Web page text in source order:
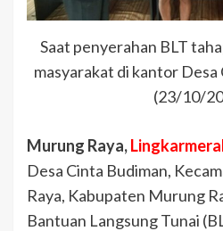
Saat penyerahan BLT
masyarakat di kantor Desa
(23/10/
Murung Raya,
Desa Cinta Budiman,
Raya, Kabupaten Murung
Bantuan Langsung Tunai